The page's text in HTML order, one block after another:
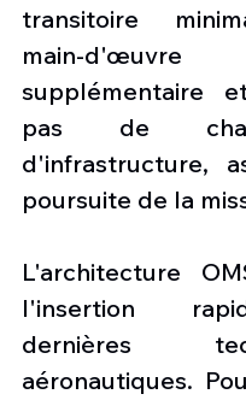
transitoire
main-d'œuvre
supplémentaire
pas de
d'infrastructure,
poursuite de la
L'architecture
l'insertion
dernières
aéronautiques.